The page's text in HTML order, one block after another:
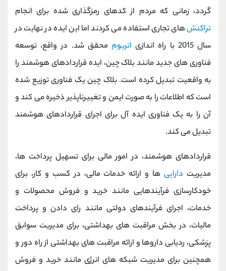
گردد، زمانی که مردم از کدهای رمزگذاری شده برای انجام
تراکنشهای تجاری استفاده می کردند اما این ایده در نهایت در
سال 2015 با راه اندازی
اتریوم محقق شد. در واقع، توسعه
فناوری های جدید مانند بلاک چین، ایده قراردادهای هوشمند را
به واقعیت تبدیل کرده است. بلاک چین یک فناوری توزیع شده
است که اطلاعات را به صورت ایمن و تغییرناپذیر ذخیره می کند و
آن را به یک فناوری ایده آل برای اجرای قراردادهای هوشمند
تبدیل می کند.
قراردادهای هوشمند، در امور مالی برای تسهیل پرداخت ها،
مدیریت داراییها و ارائه خدمات مالی، در کسب و کار، برای
خودکارسازی فرآیندهایی مانند خرید و فروش محصولات و
خدمات، اجرای فرآیندهای دولتی مانند رای دادن و پرداخت
مالیات، در بخش مراقبت های بهداشتی، برای مدیریت سوابق
پزشکی، ردیابی داروها و ارائه مراقبت های بهداشتی از راه دور و
همچنین برای مدیریت شبکه های انرژی مانند خرید و فروش